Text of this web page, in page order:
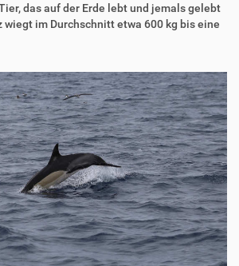
das auf der Erde lebt und jemals gelebt
wiegt im Durchschnitt etwa 600 kg bis eine